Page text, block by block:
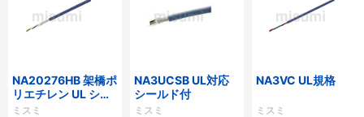
NA20276HB 架橋ポ
リエチレン UL シー
ルド付
ミスミ
NA3UCSB UL対応
シールド付
ミスミ
NA3VC UL規格
ミスミ